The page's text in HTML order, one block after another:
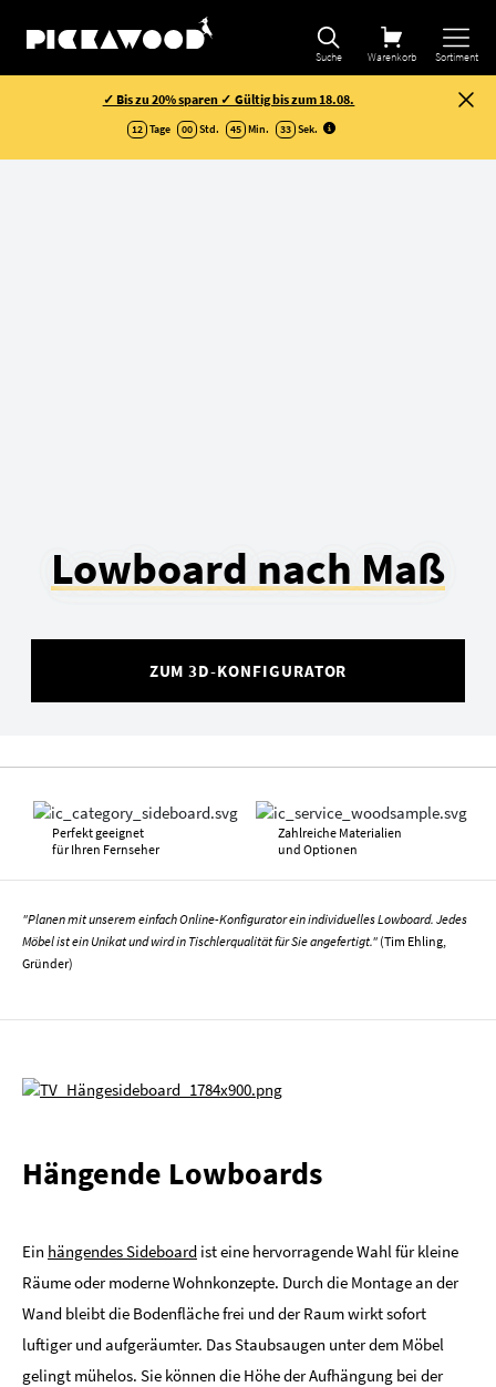
Suche Warenkorb Sortiment
✓ Bis zu 20% sparen ✓ Gültig bis zum 18.08.
12 Tage 00 Std. 45 Min. 32 Sek.
Lowboard nach Maß
ZUM 3D-KONFIGURATOR
Perfekt geeignet
für Ihren Fernseher
Zahlreiche Materialien
und Optionen
"Planen mit unserem einfach Online-Konfigurator ein individuelles Lowboard. Jedes
Möbel ist ein Unikat und wird in Tischlerqualität für Sie angefertigt." (Tim Ehling,
Gründer)
Hängende Lowboards
Ein hängendes Sideboard ist eine hervorragende Wahl für kleine
Räume oder moderne Wohnkonzepte. Durch die Montage an der
Wand bleibt die Bodenfläche frei und der Raum wirkt sofort
luftiger und aufgeräumter. Das Staubsaugen unter dem Möbel
gelingt mühelos. Sie können die Höhe der Aufhängung bei der